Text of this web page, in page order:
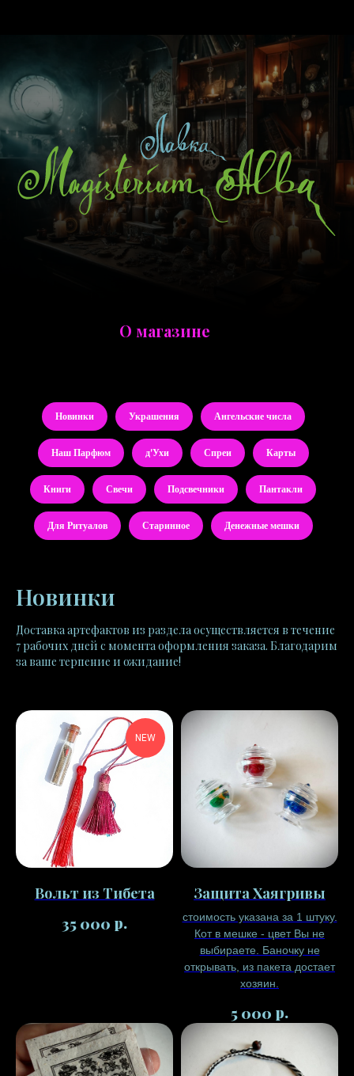
О магазине
Новинки Украшения Ангельские числа
Наш Парфюм д'Ухи Спреи Карты
Книги Свечи Подсвечники Пантакли
Для Ритуалов Старинное Денежные мешки
Новинки
Доставка артефактов из раздела осуществляется в течение
7 рабочих дней с момента оформления заказа. Благодарим
за ваше терпение и ожидание!
NEW
Вольт из Тибета
35 000 р.
Защита Хаягривы
стоимость указана за 1 штуку.
Кот в мешке - цвет Вы не
выбираете. Баночку не
открывать, из пакета достает
хозяин.
5 000 р.